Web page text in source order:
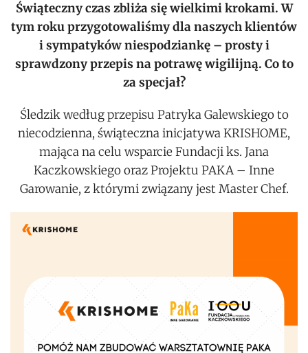
Świąteczny czas zbliża się wielkimi krokami. W
tym roku przygotowaliśmy dla naszych klientów
i sympatyków niespodziankę – prosty i
sprawdzony przepis na potrawę wigilijną. Co to
za specjał?
Śledzik według przepisu Patryka Galewskiego to
niecodzienna, świąteczna inicjatywa KRISHOME,
mająca na celu wsparcie Fundacji ks. Jana
Kaczkowskiego oraz Projektu PAKA – Inne
Garowanie, z którymi związany jest Master Chef.